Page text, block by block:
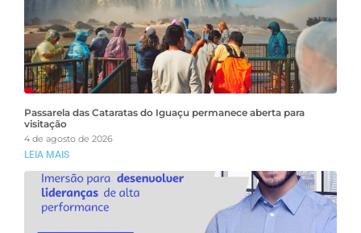
Passarela das Cataratas do Iguaçu permanece aberta para
visitação
4 de agosto de 2026
LEIA MAIS